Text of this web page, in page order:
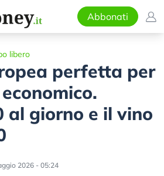
Abbonati
libero
perfetta per
al giorno e il vino
2026 - 05:24